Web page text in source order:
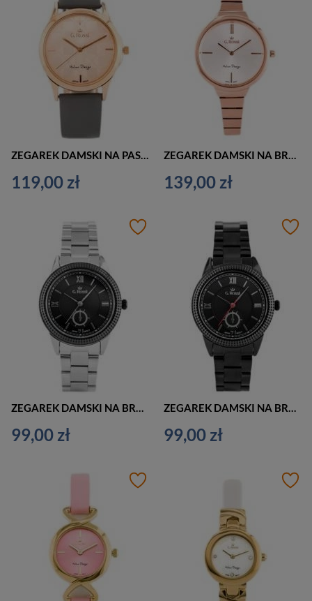
119,00 zł 139,00 zł
ZEGAREK DAMSKI NA BRANSOLECIE SREBRNY G. ROSSI - 11922B (zg703c) + BOX
99,00 zł
ZEGAREK DAMSKI NA BRANSOLECIE CZARNY G. ROSSI - 11922B (zg703d) + BOX
99,00 zł